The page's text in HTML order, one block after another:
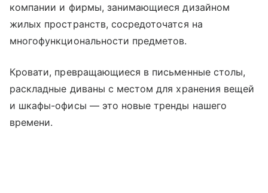
компании и фирмы, занимающиеся дизайном
жилых пространств, сосредоточатся на
многофункциональности предметов.
Кровати, превращающиеся в письменные столы,
раскладные диваны с местом для хранения вещей
и шкафы-офисы — это новые тренды нашего
времени.